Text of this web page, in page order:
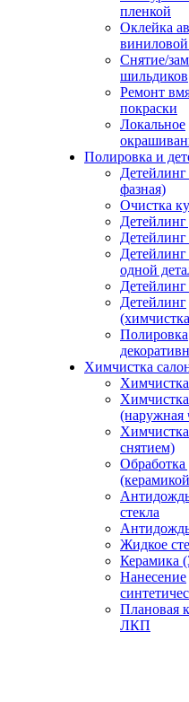
пленкой
Оклейка
Снятие/
шильдиков
Ремонт
покраски
Локальное
Полировка и
фазная)
Очистка
Детейлинг
одной
Детейлинг
Полировка
Химчистка
(наружная
снятием)
Обработка
стекла
Жидкое
Керамика
Нанесение
Плановая
ЛКП